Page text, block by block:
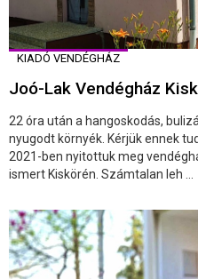
KIADÓ VENDÉGHÁZ
Joó-Lak Vendégház
22 óra után a hangoskodás,
nyugodt környék. Kérjük ennek
2021-ben nyitottuk meg
ismert Kiskörén. Számtalan leh ...